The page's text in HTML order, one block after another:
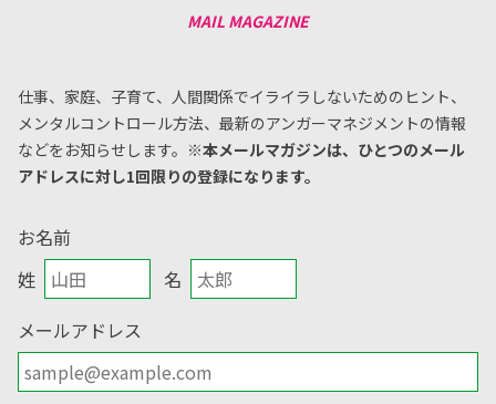
仕事、家庭、子育て、人間関係でイライラしないためのヒント、
メンタルコントロール方法、 最新のアンガーマネジメントの情報
などをお知らせします。 ※本メールマガジンは、ひとつのメール
アドレスに対し1回限りの登録になります。
お名前
姓
名
メールアドレス